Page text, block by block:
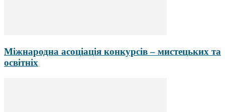
Міжнародна асоціація конкурсів – мистецьких та
освітніх